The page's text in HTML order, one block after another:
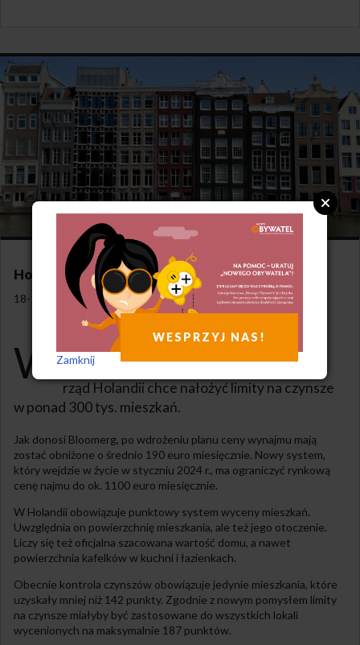
Holandia odgórnie obniży czynsze
18-12-2022
W obliczu problemów ze znalezieniem
mieszkania na wynajem w rozsądnej cenie,
rząd Holandii chce nałożyć limity na czynsze
w ponad 300 tys. mieszkań.
Jak donosi Bloomerg, po wdrożeniu planu ceny wynajmu mają
zostać obniżone o średnio 190 euro miesięcznie. Nowy system,
który wejdzie w życie w styczniu 2024 r., ma ograniczyć rynkową
cenę najmu do ok. 1100 euro miesięcznie.
W Holandii obowiązuje punktowy system wyceny mieszkań.
Uwzględnia on powierzchnię mieszkania, ale też jego otoczenie.
Liczy się też oficjalna szacowana wartość domu, a nawet
powierzchnia kafelków w kuchni i łazienkach.
Obecnie kontrola czynszów obowiązuje jedynie mieszkania, które
uzyskały mniej niż 142 punkty. Zgodnie z nowym pomysłem limity
na czynsze miałyby być zastosowane do wszystkich lokali
wycenionych na maksymalnie 187 punktów.
WESPRZYJ NAS!
Zamknij